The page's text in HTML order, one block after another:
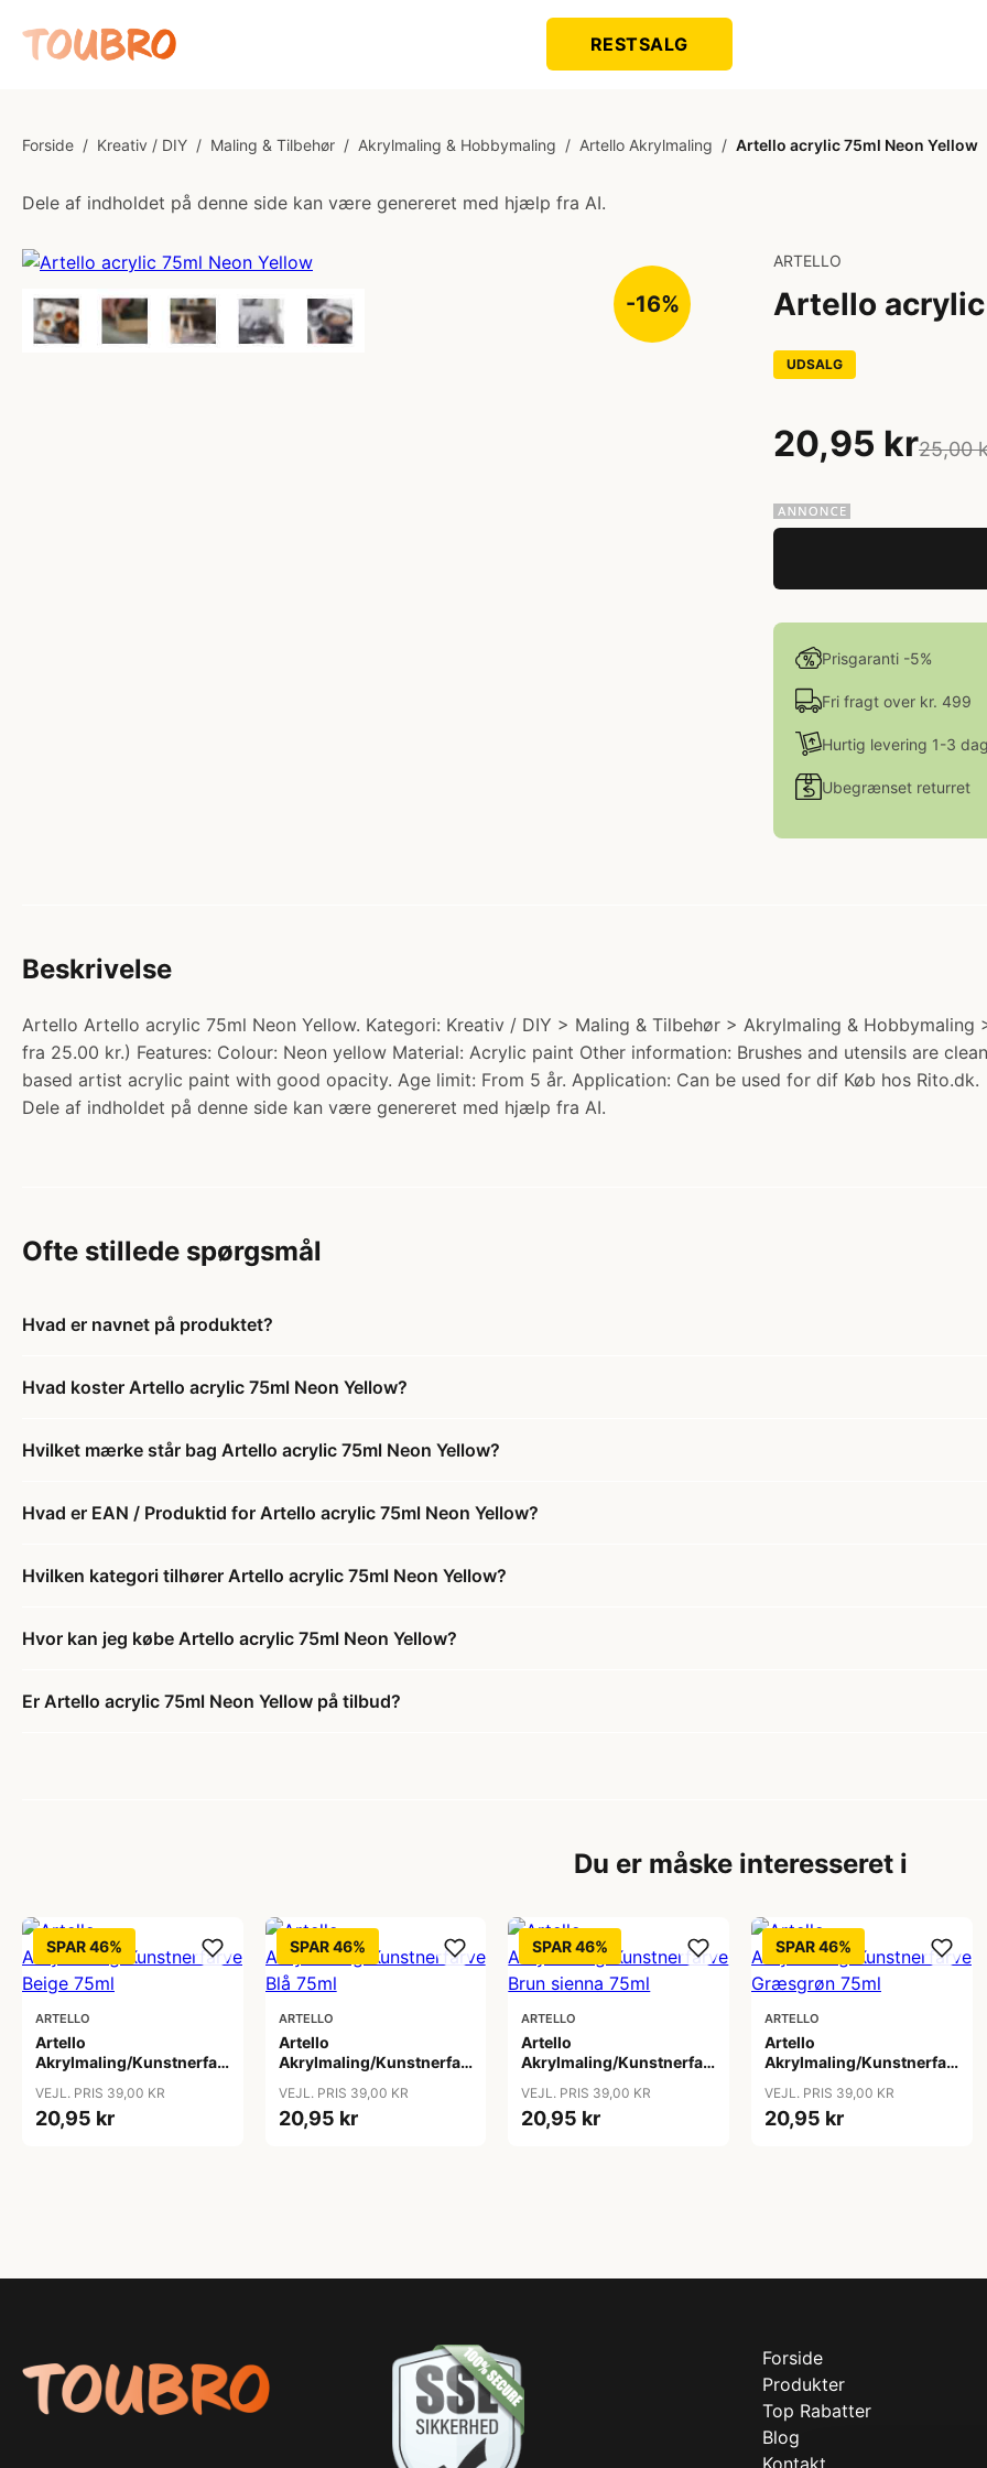
RESTSALG
Forside / Kreativ / DIY / Maling & Tilbehør / Akrylmaling & Hobbymaling / Artello Akrylmaling / Artello acrylic 75ml Neon Yellow
Dele af indholdet på denne side kan være genereret med hjælp fra AI.
-16%
ARTELLO
Artello
UDSALG
20,95 kr25,00
Prisgaranti -5%
Fri fragt over kr. 499
Hurtig levering 1-3
Ubegrænset returret
Beskrivelse
Artello Artello acrylic 75ml Neon Yellow. Kategori: Kreativ / DIY > Maling & Tilbehør > Akrylmaling & Hobbymaling
fra 25.00 kr.) Features: Colour: Neon yellow Material: Acrylic paint Other information: Brushes and utensils are
based artist acrylic paint with good opacity. Age limit: From 5 år. Application: Can be used for dif Køb hos Rito.dk.
Dele af indholdet på denne side kan være genereret med hjælp fra AI.
Ofte stillede spørgsmål
Hvad er navnet på produktet?
Hvad koster Artello acrylic 75ml Neon Yellow?
Hvilket mærke står bag Artello acrylic 75ml Neon Yellow?
Hvad er EAN / Produktid for Artello acrylic 75ml Neon Yellow?
Hvilken kategori tilhører Artello acrylic 75ml Neon Yellow?
Hvor kan jeg købe Artello acrylic 75ml Neon Yellow?
Er Artello acrylic 75ml Neon Yellow på tilbud?
Du er måske interesseret i
SPAR 46%
ARTELLO
Artello
Akrylmaling/Kunstnerfarve
VEJL. PRIS 39,00 KR
20,95 kr
SPAR 46%
ARTELLO
Artello
Akrylmaling/Kunstnerfarve
VEJL. PRIS 39,00 KR
20,95 kr
SPAR 46%
ARTELLO
Artello
Akrylmaling/Kunstnerfarve
VEJL. PRIS 39,00 KR
20,95 kr
SPAR 46%
ARTELLO
Artello
Akrylmaling/Kunstnerfarve
VEJL. PRIS 39,00 KR
20,95 kr
Forside
Produkter
Top Rabatter
Blog
Kontakt